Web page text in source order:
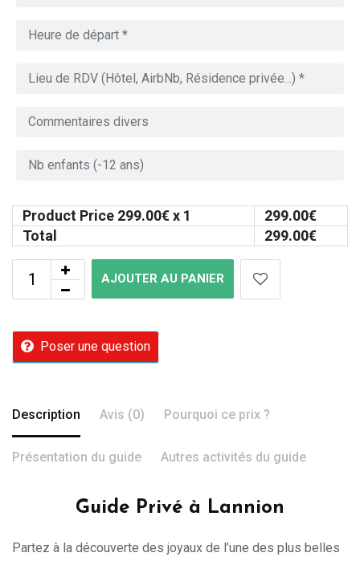
Product Price 299.00€ x 1 299.00€
Total
299.00€
AJOUTER AU PANIER
Poser une question
Description Avis (0) Pourquoi ce prix ?
Présentation du guide Autres activités du guide
Guide Privé à Lannion
Partez à la découverte des joyaux de l’une des plus belles